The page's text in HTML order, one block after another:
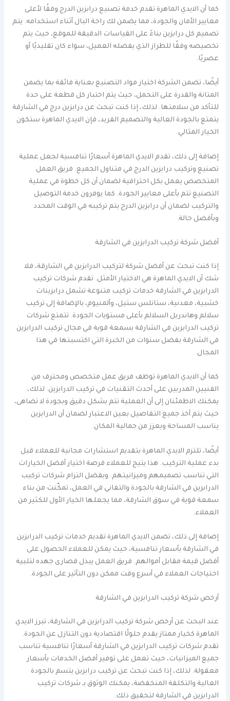
كما أن الايدي الماهرة تقدم خدمة تصنيع درابزين الدرج وفقًا لأعلى
معايير الأمان والجودة، مما يضمن لك راحة البال أثناء استخدامه. يتم
تصميم كل درابزين بناءً على القياسات الدقيقة للموقع، حيث يتم
تخصيصه وفقًا للطراز الذي يفضله العميل، سواء كان تقليديًا أو
عصريًا.
أيضًا، تضمن الشركة اختيار مواد التصنيع بعناية فائقة بما يضمن
المتانة والقدرة على التحمل، حيث يتم اختبار كل قطعة على حدة
للتأكد من سلامتها. لذلك، إذا كنت تبحث عن درابزين درج في الشارقة
يتمتع بالجودة العالية والتصميم الفريد، فإن الايدي الماهرة ستكون
الخيار المثالي.
إضافة إلى ذلك، تقدم الايدي الماهرة أسعارًا تنافسية لجعل عملية
تصنيع وتركيب درابزين الدرج في متناول الجميع. فريق العمل
المتخصص يعمل بكل احترافية لضمان أن كل خطوة في عملية
التصنيع تتم بأعلى معايير الجودة. كما يوفرون خدمة التوصيل
والتركيب لضمان أن درابزين الدرج يتم تركيبه في الوقت المحدد
وبأفضل حالة.
أفضل شركة تركيب الدرابزين في الشارقة
إذا كنت تبحث عن أفضل شركة لتركيب الدرابزين في الشارقة، فلا
شك أن الايدي الماهرة هي الاختيار الأمثل. تقدم شركات تركيب
الدرابزين في الشارقة خدمات تركيب متنوعة تشمل درابزينات
خشبية، معدنية، ستانلس ستيل، وألمنيوم، بالإضافة إلى تركيب
سلالم وهاندريل السلالم بأعلى مستويات الجودة. تتمتع شركات
تركيب الدرابزين في الشارقة بسمعة قوية في مجال تركيب الدرابزين
في الشارقة بفضل سنوات من الخبرة التي اكتسبتها في هذا
المجال.
كما أن الايدي الماهرة توظف فريق عمل متخصص ومحترف من
الفنيين المدربين على أحدث التقنيات في تركيب الدرابزين. لذلك،
يمكنك الاطمئنان إلى أن العملية تتم بشكل دقيق وبجودة لا تضاهى،
حيث يتم أخذ جميع التفاصيل بعين الاعتبار لضمان أن الدرابزين
يناسب المساحة ويعزز من جمالية المكان.
أيضًا، تلتزم الايدي الماهرة بتقديم استشارات مجانية للعملاء قبل
بدء عملية التركيب. هذا يتيح للعملاء فرصة اختيار أفضل الخيارات
التي تناسب تصميمهم وميزانيتهم. وبفضل التزام شركات تركيب
الدرابزين في الشارقة بالجودة والتفاني في العمل، تمكّنت من بناء
سمعة قوية في سوق الشارقة، مما يجعلها الخيار الأول للكثير من
العملاء.
إضافة إلى ذلك، تضمن الايدي الماهرة تقديم خدمات تركيب الدرابزين
في الشارقة بأسعار تنافسية، حيث يمكن للعملاء الحصول على
أفضل قيمة مقابل أموالهم. فريق العمل يبذل قصارى جهده لتلبية
احتياجات العملاء في أسرع وقت ممكن دون التأثير على الجودة.
أرخص شركة تركيب الدرابزين في الشارقة
عند البحث عن أرخص شركة تركيب الدرابزين في الشارقة، تبرز الايدي
الماهرة كخيار ممتاز يقدم حلولًا اقتصادية دون التنازل عن الجودة.
تقدم شركات تركيب الدرابزين في الشارقة أسعارًا تنافسية تناسب
جميع الميزانيات، حيث تعمل على توفير أفضل الخدمات بأسعار
معقولة. لذلك، إذا كنت تبحث عن تركيب درابزين يتسم بالجودة
العالية والتكلفة المنخفضة، يمكنك الوثوق بـ شركات تركيب
الدرابزين في الشارقة لتحقيق ذلك.